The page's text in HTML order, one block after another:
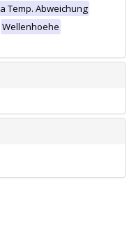
Temp. Abweichung
Wellenhoehe